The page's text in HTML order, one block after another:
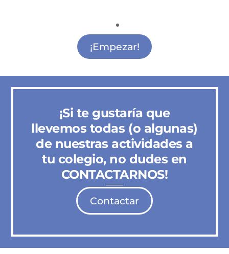
Actividades para Madres y Padres Sol
¡Empezar!
¡Si te gustaría que
llevemos todas (o algunas)
de nuestras actividades a
tu colegio, no dudes en
CONTACTARNOS!
Contactar